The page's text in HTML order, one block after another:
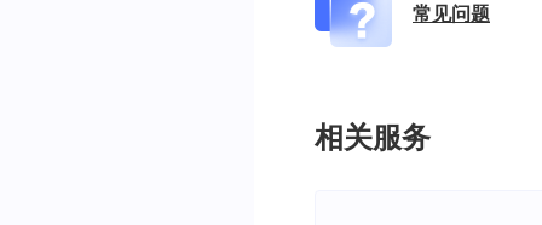
常见问题
相关服务